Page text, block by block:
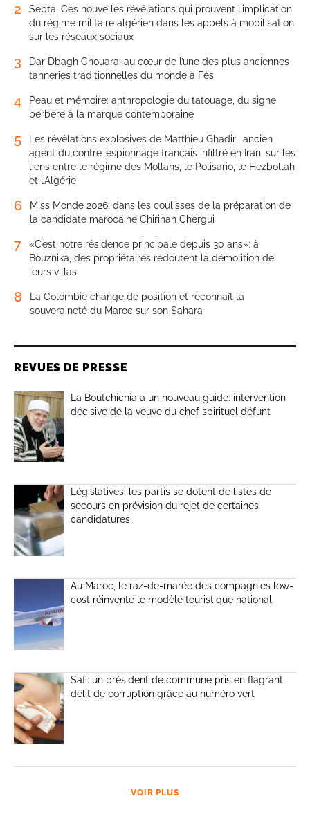
2
Sebta. Ces nouvelles révélations qui prouvent l’implication
du régime militaire algérien dans les appels à mobilisation
sur les réseaux sociaux
3
Dar Dbagh Chouara: au cœur de l’une des plus anciennes
tanneries traditionnelles du monde à Fès
4
Peau et mémoire: anthropologie du tatouage, du signe
berbère à la marque contemporaine
5
Les révélations explosives de Matthieu Ghadiri, ancien
agent du contre-espionnage français infiltré en Iran, sur les
liens entre le régime des Mollahs, le Polisario, le Hezbollah
et l’Algérie
6
Miss Monde 2026: dans les coulisses de la préparation de
la candidate marocaine Chirihan Chergui
7
«C’est notre résidence principale depuis 30 ans»: à
Bouznika, des propriétaires redoutent la démolition de
leurs villas
8
La Colombie change de position et reconnaît la
souveraineté du Maroc sur son Sahara
REVUES DE PRESSE
La Boutchichia a un nouveau guide: intervention
décisive de la veuve du chef spirituel défunt
Législatives: les partis se dotent de listes de
secours en prévision du rejet de certaines
candidatures
Au Maroc, le raz-de-marée des compagnies low-
cost réinvente le modèle touristique national
Safi: un président de commune pris en flagrant
délit de corruption grâce au numéro vert
VOIR PLUS